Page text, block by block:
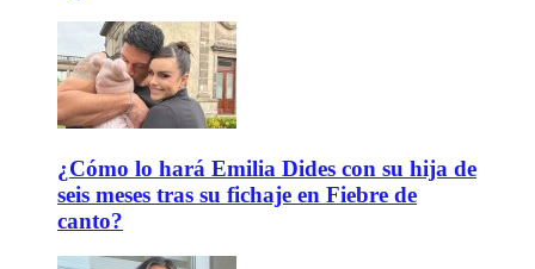
¿Cómo lo hará Emilia Dides con su hija de
seis meses tras su fichaje en Fiebre de
canto?